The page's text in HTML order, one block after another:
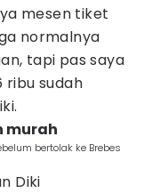
mesen tiket
normalnya
tapi pas saya
ribu sudah
murah
bertolak ke Brebes
Diki